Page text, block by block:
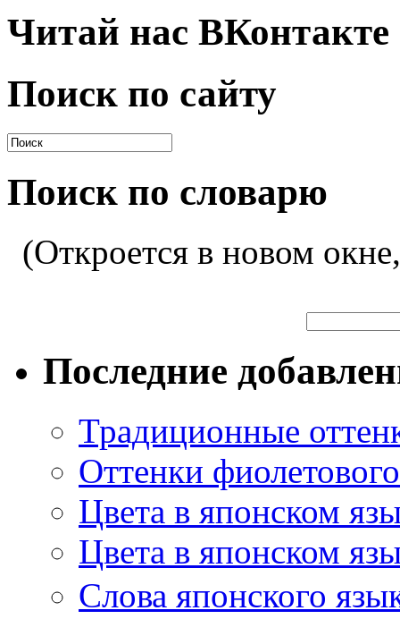
Читай нас ВКонтакте
Поиск по сайту
Поиск по словарю
(Откроется в новом
Последние
Традиционные
Оттенки
Цвета в японском
Цвета в японском
Слова японского